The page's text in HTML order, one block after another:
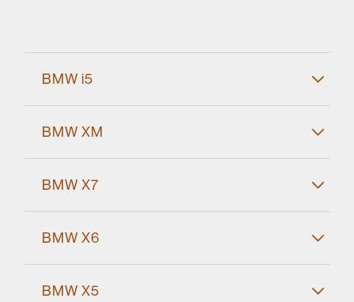
BMW i5
BMW XM
BMW X7
BMW X6
BMW X5